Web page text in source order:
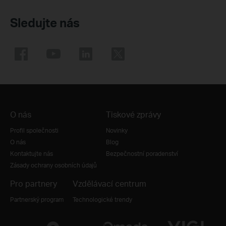
Sledujte nás
O nás
Profil společnosti
O nás
Kontaktujte nás
Zásady ochrany osobních údajů
Tiskové zprávy
Novinky
Blog
Bezpečnostní poradenství
Pro partnery
Partnerský program
Vzdělávací centrum
Technologické trendy